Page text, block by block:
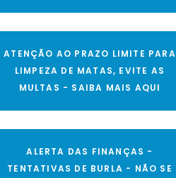
ATENÇÃO AO PRAZO LIMITE PARA
LIMPEZA DE MATAS, EVITE AS
MULTAS - SAIBA MAIS AQUI
ALERTA DAS FINANÇAS -
TENTATIVAS DE BURLA - NÃO SE